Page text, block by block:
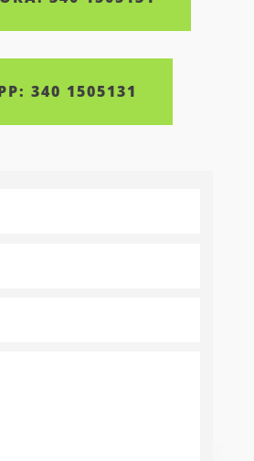
340 1505131